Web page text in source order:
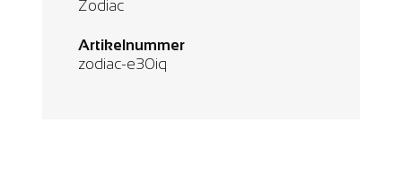
Zodiac
Artikelnummer
zodiac-e30iq